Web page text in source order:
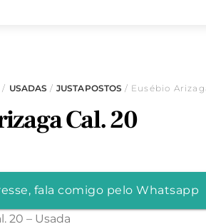
/ USADAS /JUSTAPOSTOS / Eusébio
Cal. 20
fala comigo pelo Whatsapp
20 – Usada